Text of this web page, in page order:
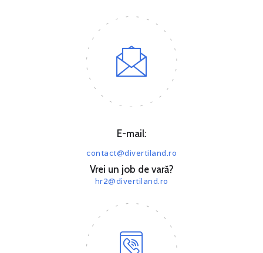
E-mail:
contact@divertiland.ro
Vrei un job de vară?
hr2@divertiland.ro